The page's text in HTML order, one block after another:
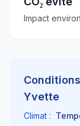
Impact
Yvette
Climat :